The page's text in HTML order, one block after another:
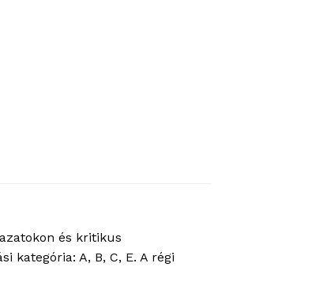
és kritikus
kategória: A, B, C, E. A régi